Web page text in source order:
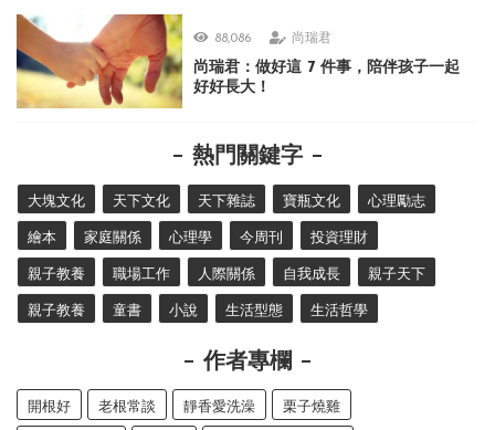
88,086 尚瑞君
尚瑞君：做好這 7 件事，陪伴孩子一起
好好長大！
熱門關鍵字
大塊文化 天下文化 天下雜誌 寶瓶文化 心理勵志
繪本 家庭關係 心理學 今周刊 投資理財
親子教養 職場工作 人際關係 自我成長 親子天下
親子教養 童書 小說 生活型態 生活哲學
作者專欄
開根好 老根常談 靜香愛洗澡 栗子燒雞